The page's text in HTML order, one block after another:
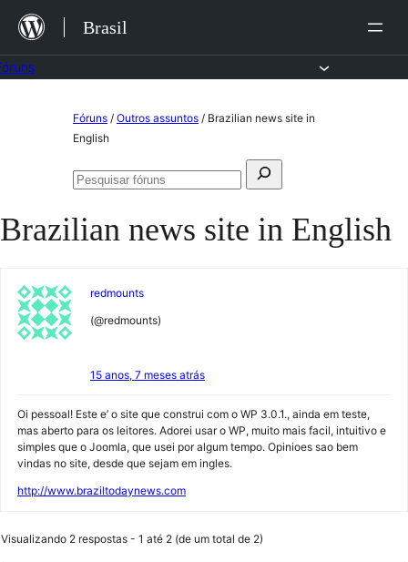
para
o
Brasil
Fóruns / Outros assuntos / Brazilian news site in
English
Pesquisar
Pesquisar
Brazilian news site in English
redmounts
(@redmounts)
15 anos, 7 meses atrás
Oi pessoal! Este e’ o site que construi com o WP 3.0.1., ainda em teste,
mas aberto para os leitores. Adorei usar o WP, muito mais facil, intuitivo e
simples que o Joomla, que usei por algum tempo. Opinioes sao bem
vindas no site, desde que sejam em ingles.
http://www.braziltodaynews.com
Visualizando 2 respostas - 1 até 2 (de um total de 2)